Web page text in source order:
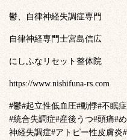
鬱、自律神経失調症専門
自律神経専門士宮島信広
にしふなリセット整体院
https://www.nishifuna-rs.com
#鬱#起立性低血圧#動悸#不眠症
#統合失調症#産後うつ#頭痛#
神経失調症#アトピー性皮膚炎#